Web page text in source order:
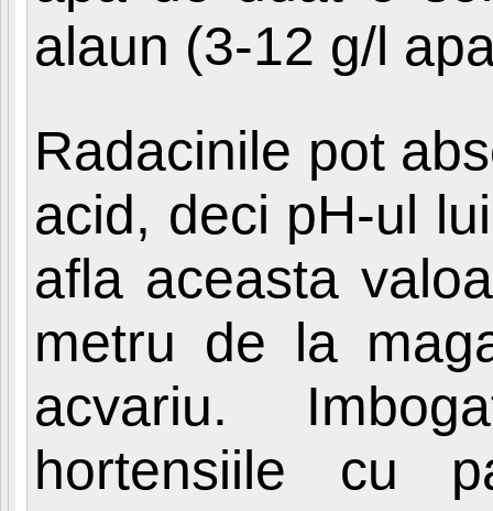
alaun (3-12 g/l
Radacinile pot
acid, deci pH-ul
afla aceasta
metru de la
acvariu.
hortensiile cu